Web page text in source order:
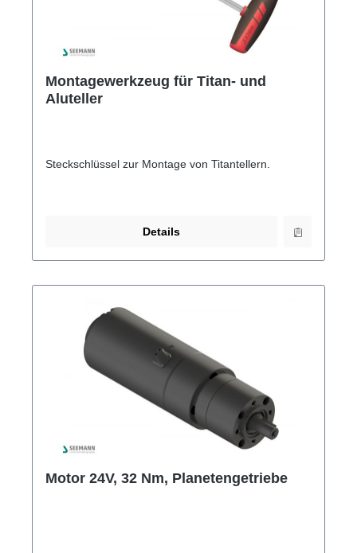
Montagewerkzeug für Titan- und
Aluteller
Steckschlüssel zur Montage von Titantellern.
Details
Motor 24V, 32 Nm, Planetengetriebe